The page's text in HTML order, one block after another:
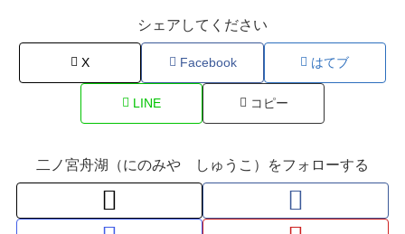
シェアしてください
X Facebook はてブ
LINE コピー
二ノ宮舟湖（にのみや しゅうこ）をフォローする